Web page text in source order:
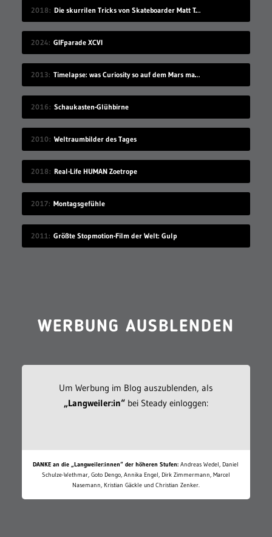
2018 Die skurrilen Tricks von Skateboarder Matt Tomasello
2024 GIFparade XCVI
2013 Timelapse: was Curiosity so auf dem Mars macht
2016 Schaukasten-Glühbirne
2010 Weltraumbilder des Tages
2018 Real-Life HUMAN Zoetrope
2017 Montagsgefühle
2011 Größte Stopmotion-Film der Welt: Gulp
WERBUNG AUSBLENDEN
Um Werbung im Blog auszublenden, als
„Langweiler:in“bei Steady einloggen:
DANKE an die „Langweiler:innen“ der höheren Stufen: Andreas Wedel, Daniel
Schulze-Wethmar, Goto Dengo, Annika Engel, Dirk Zimmermann, Marcel
Nasemann, Kristian Gäckle und Christian Zenker.